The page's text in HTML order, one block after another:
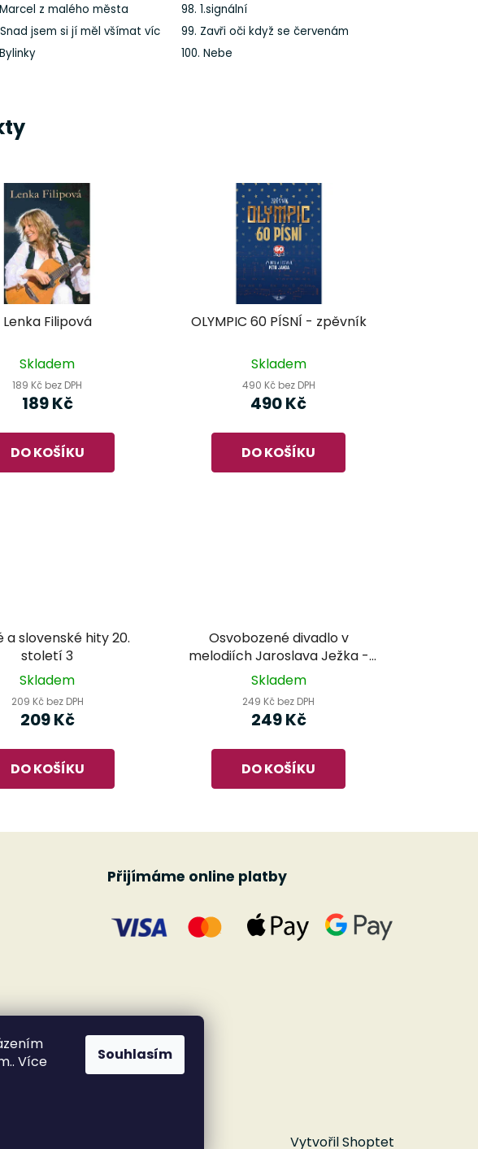
Více
Souhlasím
z malého města
98. 1.signální
jsem si jí měl všímat víc
99. Zavři oči když se červenám
100. Nebe
Lenka Filipová
Skladem
189 Kč bez DPH
189 Kč
DO KOŠÍKU
OLYMPIC 60 PÍSNÍ - zpěvník
Skladem
490 Kč bez DPH
490 Kč
DO KOŠÍKU
a slovenské hity 20.
století 3
Skladem
209 Kč bez DPH
209 Kč
DO KOŠÍKU
Osvobozené divadlo v
melodiích Jaroslava Ježka -
Radio Album 6
Skladem
249 Kč bez DPH
249 Kč
DO KOŠÍKU
Přijímáme online platby
Vytvořil Shoptet